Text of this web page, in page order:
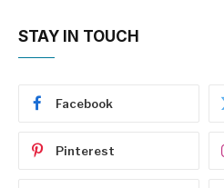
STAY IN TOUCH
Facebook
Pinterest